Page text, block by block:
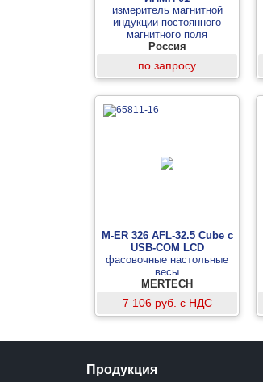
измеритель магнитной
индукции постоянного
магнитного поля
Россия
по запросу
M-ER 326 AFL-32.5 Cube c
USB-COM LCD
фасовочные настольные
весы
MERTECH
7 106 руб. с НДС
Продукция